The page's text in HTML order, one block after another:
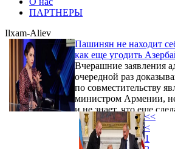
ПАРТНЕРЫ
Ilxam-Aliev
Пашинян не находит
как еще угодить
Вчерашние заявления
очередной раз
по совместительству
министром Армении,
и не знает, что еще
Азербайджану. Он
им не по душе, и
исказить и изменить в
<<
<
1